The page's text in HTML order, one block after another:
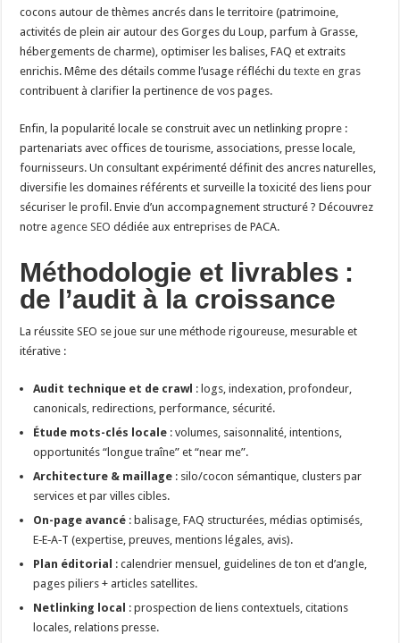
cocons autour de thèmes ancrés dans le territoire (patrimoine,
activités de plein air autour des Gorges du Loup, parfum à Grasse,
hébergements de charme), optimiser les balises, FAQ et extraits
enrichis. Même des détails comme l’usage réfléchi dutexte en gras
contribuent à clarifier la pertinence de vos pages.
Enfin, la popularité locale se construit avec un netlinking propre :
partenariats avec offices de tourisme, associations, presse locale,
fournisseurs. Un consultant expérimenté définit des ancres naturelles,
diversifie les domaines référents et surveille la toxicité des liens pour
sécuriser le profil. Envie d’un accompagnement structuré ? Découvrez
notre agence SEO dédiée aux entreprises de PACA.
Méthodologie et livrables :
de l’audit à la croissance
La réussite SEO se joue sur une méthode rigoureuse, mesurable et
itérative :
Audit technique et de crawl : logs, indexation, profondeur,
canonicals, redirections, performance, sécurité.
Étude mots-clés locale : volumes, saisonnalité, intentions,
opportunités “longue traîne” et “near me”.
Architecture & maillage : silo/cocon sémantique, clusters par
services et par villes cibles.
On-page avancé : balisage, FAQ structurées, médias optimisés,
E‑E‑A‑T (expertise, preuves, mentions légales, avis).
Plan éditorial : calendrier mensuel, guidelines de ton et d’angle,
pages piliers + articles satellites.
Netlinking local : prospection de liens contextuels, citations
locales, relations presse.